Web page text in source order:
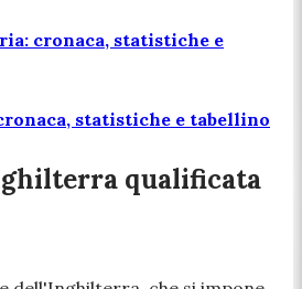
cronaca, statistiche e
statistiche e tabellino
qualificata